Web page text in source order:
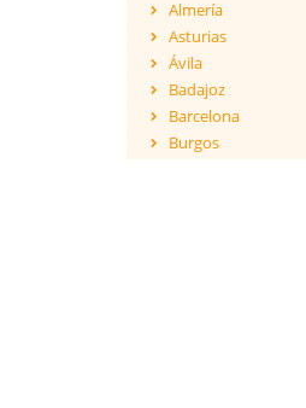
Almería
Asturias
Ávila
Badajoz
Barcelona
Burgos